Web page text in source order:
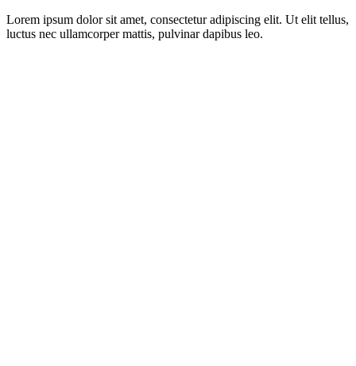
Lorem ipsum dolor sit amet, consectetur adipiscing elit. Ut elit tellus,
luctus nec ullamcorper mattis, pulvinar dapibus leo.